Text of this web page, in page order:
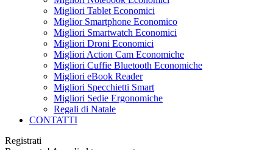
Migliori Tablet Economici
Miglior Smartphone Economico
Migliori Smartwatch Economici
Migliori Droni Economici
Migliori Action Cam Economiche
Migliori Cuffie Bluetooth Economiche
Migliori eBook Reader
Migliori Specchietti Smart
Migliori Sedie Ergonomiche
Regali di Natale
CONTATTI
Registrati